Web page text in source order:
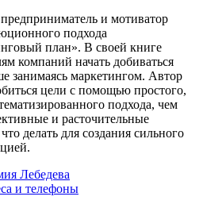
и мотиватор
подхода
план». В своей книге
компаний начать добиваться
занимаясь маркетингом. Автор
цели с помощью простого,
подхода, чем
и расточительные
делать для создания сильного
Лебедева
и телефоны